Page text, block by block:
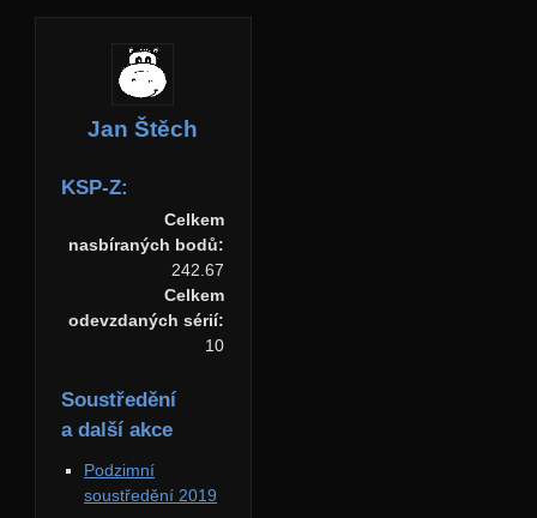
Jan Štěch
KSP-Z:
Celkem
nasbíraných bodů:
242.67
Celkem
odevzdaných sérií:
10
Soustředění
a další akce
Podzimní
soustředění 2019